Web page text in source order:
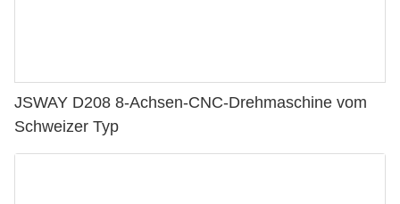
JSWAY D208 8-Achsen-CNC-Drehmaschine vom
Schweizer Typ